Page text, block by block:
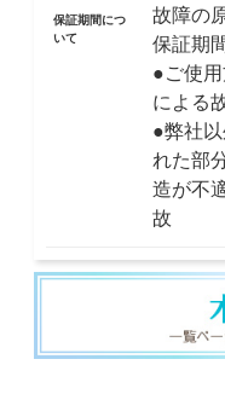
保証期間につ
いて
故障の
保証期
●ご使
による
●弊社
れた部
造が不
故